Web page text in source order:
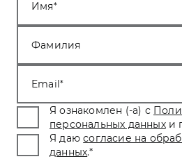
Имя
Фамилия
Email
Я ознакомлен (-а) с
персональных данных и
Я даю согласие на
данных.*